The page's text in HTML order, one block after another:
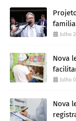
Julho
Nova
Julho
Nova